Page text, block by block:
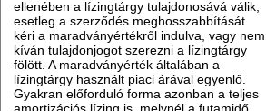
ellenében a lízingtárgy tulajdonosává válik,
esetleg a szerződés meghosszabbítását
kéri a maradványértékről indulva, vagy nem
kíván tulajdonjogot szerezni a lízingtárgy
fölött. A maradványérték általában a
lízingtárgy használt piaci árával egyenlő.
Gyakran előforduló forma azonban a teljes